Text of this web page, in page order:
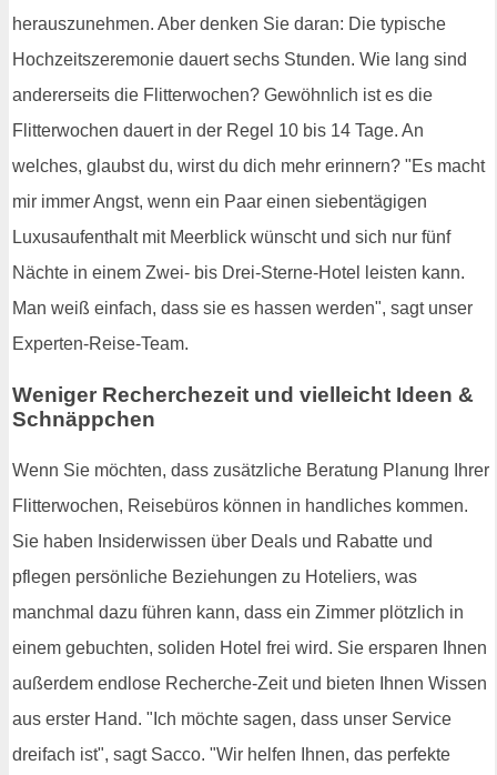
herauszunehmen. Aber denken Sie daran: Die typische
Hochzeitszeremonie dauert sechs Stunden. Wie lang sind
andererseits die Flitterwochen? Gewöhnlich ist es die
Flitterwochen dauert in der Regel 10 bis 14 Tage. An
welches, glaubst du, wirst du dich mehr erinnern? "Es macht
mir immer Angst, wenn ein Paar einen siebentägigen
Luxusaufenthalt mit Meerblick wünscht und sich nur fünf
Nächte in einem Zwei- bis Drei-Sterne-Hotel leisten kann.
Man weiß einfach, dass sie es hassen werden", sagt unser
Experten-Reise-Team.
Weniger Recherchezeit und vielleicht Ideen &
Schnäppchen
Wenn Sie möchten, dass zusätzliche Beratung Planung Ihrer
Flitterwochen, Reisebüros können in handliches kommen.
Sie haben Insiderwissen über Deals und Rabatte und
pflegen persönliche Beziehungen zu Hoteliers, was
manchmal dazu führen kann, dass ein Zimmer plötzlich in
einem gebuchten, soliden Hotel frei wird. Sie ersparen Ihnen
außerdem endlose Recherche-Zeit und bieten Ihnen Wissen
aus erster Hand. "Ich möchte sagen, dass unser Service
dreifach ist", sagt Sacco. "Wir helfen Ihnen, das perfekte